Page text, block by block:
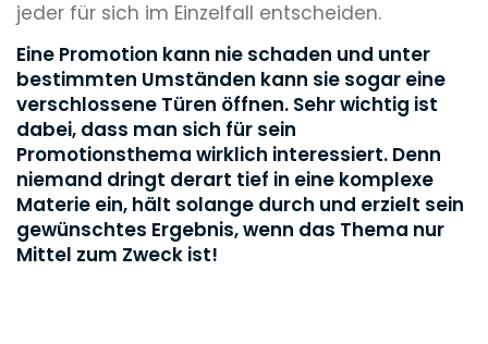
jeder für sich im Einzelfall entscheiden.
Eine Promotion kann nie schaden und unter
bestimmten Umständen kann sie sogar eine
verschlossene Türen öffnen. Sehr wichtig ist
dabei, dass man sich für sein
Promotionsthema wirklich interessiert. Denn
niemand dringt derart tief in eine komplexe
Materie ein, hält solange durch und erzielt sein
gewünschtes Ergebnis, wenn das Thema nur
Mittel zum Zweck ist!